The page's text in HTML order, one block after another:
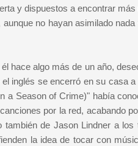
y dispuestos a encontrar
no hayan asimilado
hace algo más de un año,
inglés se encerró en su casa
a Season of Crime)" había
por la red, acabando
de Jason Lindner a
la idea de tocar con